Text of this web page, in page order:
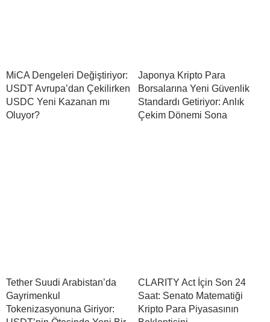
MiCA Dengeleri Değiştiriyor:
USDT Avrupa’dan Çekilirken
USDC Yeni Kazanan mı
Oluyor?
Japonya Kripto Para
Borsalarına Yeni Güvenlik
Standardı Getiriyor: Anlık
Çekim Dönemi Sona
Tether Suudi Arabistan’da
Gayrimenkul
Tokenizasyonuna Giriyor:
CLARITY Act İçin Son 24
Saat: Senato Matematiği
Kripto Para Piyasasının